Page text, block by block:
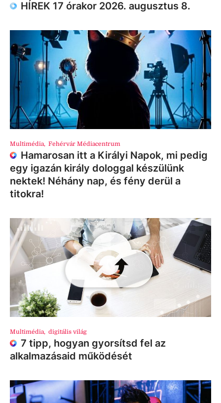
HÍREK 17 órakor 2026. augusztus 8.
Multimédia, Fehérvár Médiacentrum
Hamarosan itt a Királyi Napok, mi pedig
egy igazán király dologgal készülünk
nektek! Néhány nap, és fény derül a
titokra!
Multimédia, digitális világ
7 tipp, hogyan gyorsítsd fel az
alkalmazásaid működését